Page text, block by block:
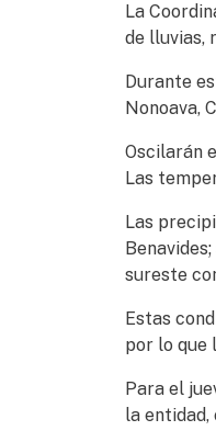
La
de lluvias,
Durante
Nonoava,
Oscilarán
Las
Las
sureste
Estas
por lo que
Para el
la entidad,